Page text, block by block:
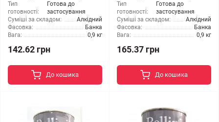
Тип
готовності:
Готова до
застосування
Суміші за складом:
Алкідний
Фасовка:
Банка
Вага:
0,9 кг
142.62 грн
До кошика
Тип
готовності:
Готова до
застосування
Суміші за складом:
Алкідний
Фасовка:
Банка
Вага:
0,9 кг
165.37 грн
До кошика